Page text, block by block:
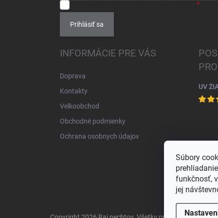
Súbory
funkčnosť,
jej
Prihlásiť sa
INFORMÁCIE PRE VÁS
Doprava
Kontakty
Velkoobchod
Obchodné podmienky
Ochrana osobnych údajov
UV